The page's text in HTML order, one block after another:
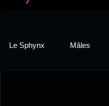
Le Sphynx Mâles